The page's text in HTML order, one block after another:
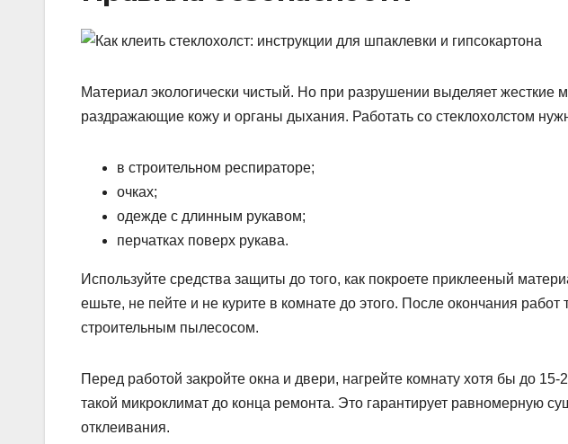
Материал экологически чистый. Но при разрушении выделяет жесткие
раздражающие кожу и органы дыхания. Работать со стеклохолстом
в строительном респираторе;
очках;
одежде с длинным рукавом;
перчатках поверх рукава.
Используйте средства защиты до того, как покроете приклееный
ешьте, не пейте и не курите в комнате до этого. После окончания работ
строительным пылесосом.
Перед работой закройте окна и двери, нагрейте комнату хотя бы до
такой микроклимат до конца ремонта. Это гарантирует равномерную
отклеивания.